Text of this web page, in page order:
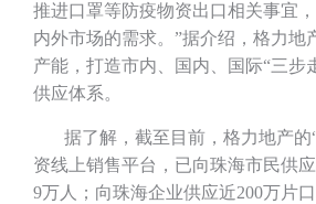
推进口罩等防疫物资出口相关事宜
内外市场的需求。”据介绍，格力地
产能，打造市内、国内、国际“三步
供应体系。
据了解，截至目前，格力地产的
资线上销售平台，已向珠海市民供
9万人；向珠海企业供应近200万片